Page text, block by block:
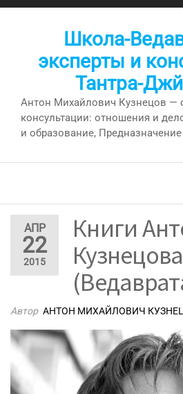
Перейти
Школа-
эксперты и
Тантра-
Антон Михайлович Кузнецов —
консультации: отношения и
и образование, Предназначение
АПР
22
2015
Книги
Кузнецова
Автор АНТОН МИХАЙЛОВИЧ